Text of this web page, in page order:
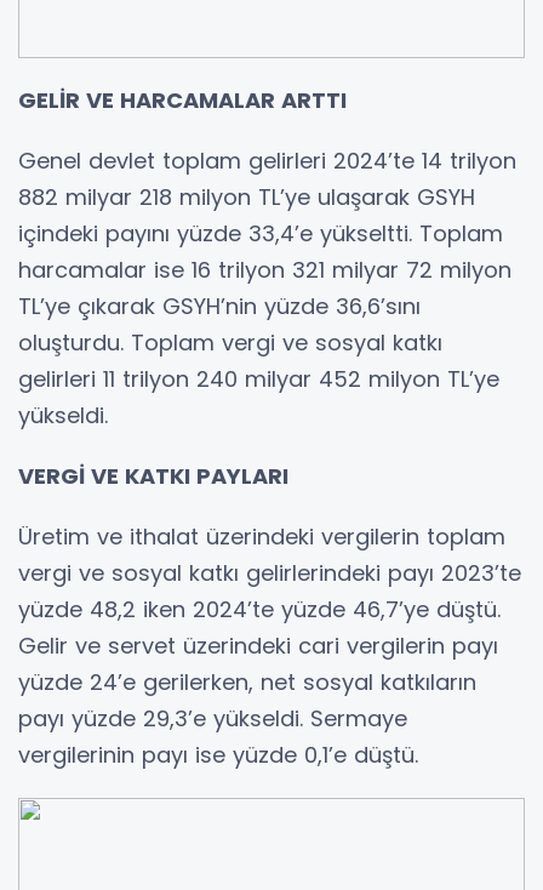
GELİR VE HARCAMALAR ARTTI
Genel devlet toplam gelirleri 2024’te 14 trilyon
882 milyar 218 milyon TL’ye ulaşarak GSYH
içindeki payını yüzde 33,4’e yükseltti. Toplam
harcamalar ise 16 trilyon 321 milyar 72 milyon
TL’ye çıkarak GSYH’nin yüzde 36,6’sını
oluşturdu. Toplam vergi ve sosyal katkı
gelirleri 11 trilyon 240 milyar 452 milyon TL’ye
yükseldi.
VERGİ VE KATKI PAYLARI
Üretim ve ithalat üzerindeki vergilerin toplam
vergi ve sosyal katkı gelirlerindeki payı 2023’te
yüzde 48,2 iken 2024’te yüzde 46,7’ye düştü.
Gelir ve servet üzerindeki cari vergilerin payı
yüzde 24’e gerilerken, net sosyal katkıların
payı yüzde 29,3’e yükseldi. Sermaye
vergilerinin payı ise yüzde 0,1’e düştü.